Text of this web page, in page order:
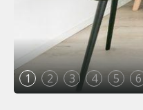
1 2 3 4 5 6